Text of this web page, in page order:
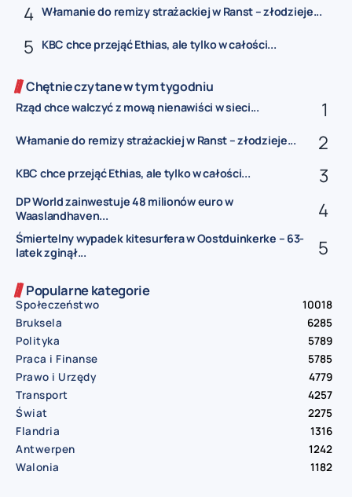
Włamanie do remizy strażackiej w Ranst – złodzieje...
KBC chce przejąć Ethias, ale tylko w całości...
Chętnie czytane w tym tygodniu
Rząd chce walczyć z mową nienawiści w sieci...
Włamanie do remizy strażackiej w Ranst – złodzieje...
KBC chce przejąć Ethias, ale tylko w całości...
DP World zainwestuje 48 milionów euro w
Waaslandhaven...
Śmiertelny wypadek kitesurfera w Oostduinkerke – 63-
latek zginął...
Popularne kategorie
Społeczeństwo
10018
Bruksela
6285
Polityka
5789
Praca i Finanse
5785
Prawo i Urzędy
4779
Transport
4257
Świat
2275
Flandria
1316
Antwerpen
1242
Walonia
1182